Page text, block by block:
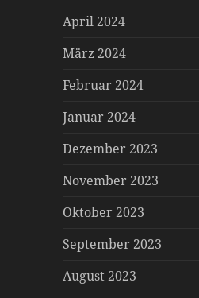
April 2024
März 2024
Februar 2024
Januar 2024
Dezember 2023
November 2023
Oktober 2023
September 2023
August 2023